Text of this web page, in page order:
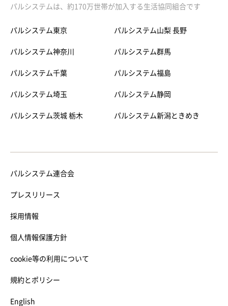
パルシステムは、約170万世帯が加入する生活協同組合です
パルシステム東京
パルシステム神奈川
パルシステム千葉
パルシステム埼玉
パルシステム茨城 栃木
パルシステム山梨 長野
パルシステム群馬
パルシステム福島
パルシステム静岡
パルシステム新潟ときめき
パルシステム連合会
プレスリリース
採用情報
個人情報保護方針
cookie等の利用について
規約とポリシー
English